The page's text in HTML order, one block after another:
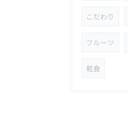
こだわり
フルーツ
軽食